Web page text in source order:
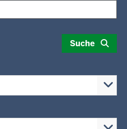
Suche